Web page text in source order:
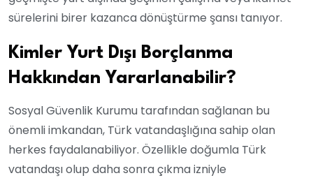
sürelerini birer kazanca dönüştürme şansı tanıyor.
Kimler Yurt Dışı Borçlanma
Hakkından Yararlanabilir?
Sosyal Güvenlik Kurumu tarafından sağlanan bu
önemli imkandan, Türk vatandaşlığına sahip olan
herkes faydalanabiliyor. Özellikle doğumla Türk
vatandaşı olup daha sonra çıkma izniyle